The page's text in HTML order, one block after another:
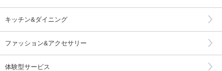
キッチン&ダイニング
ファッション&アクセサリー
体験型サービス